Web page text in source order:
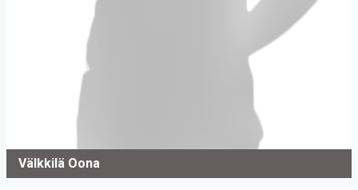
Välkkilä Oona